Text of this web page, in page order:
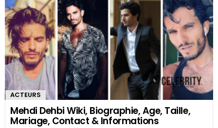
ACTEURS
Mehdi Dehbi Wiki, Biographie, Age, Taille,
Mariage, Contact & Informations